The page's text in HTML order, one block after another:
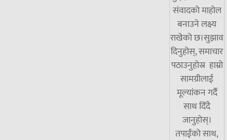
संवादको माहोल
बनाउने लक्ष्य
राखेको छ।सुझाव
दिनुहोस्, समाचार
पठाउनुहोस्र हाम्रो
सामग्रीलाई
मूल्यांकन गर्दै
साथ दिँदै
जानुहोस्।
तपाईंको साथ,